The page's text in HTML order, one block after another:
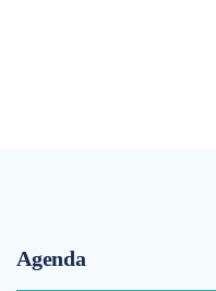
Agenda